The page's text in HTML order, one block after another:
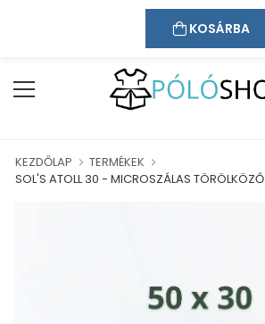
ÜDVÖZÖLJÜK WEBÁRUHÁZUNKBAN!
Kapcsolat
KEZDŐLAP
TERMÉKEK
SOL'S ATOLL 30 - MICROSZÁLAS TÖRÖLKÖZŐ
KOSÁRBA